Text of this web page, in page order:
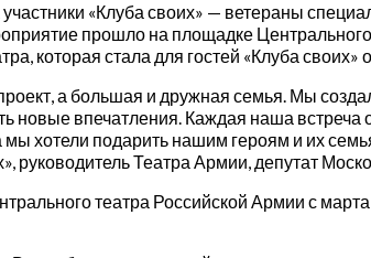
«Клуба своих» — ветераны
прошло на площадке
которая стала для гостей «Клуба
а большая и дружная семья. Мы
новые впечатления. Каждая наша встреча
хотели подарить нашим героям и их
руководитель Театра Армии, депутат
театра Российской Армии с